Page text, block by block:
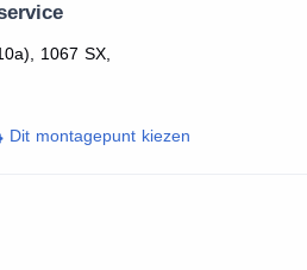
1067 SX,
Dit montagepunt kiezen